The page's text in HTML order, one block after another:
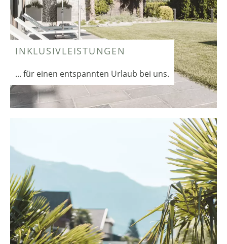
INKLUSIVLEISTUNGEN
... für einen entspannten Urlaub bei uns.